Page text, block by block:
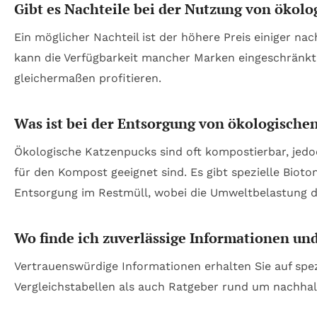
Gibt es Nachteile bei der Nutzung von
Ein möglicher Nachteil ist der höhere Preis einiger
kann die Verfügbarkeit mancher Marken
gleichermaßen profitieren.
Was ist bei der Entsorgung von
Ökologische Katzenpucks sind oft kompostierbar,
für den Kompost geeignet sind. Es gibt spezielle
Entsorgung im Restmüll, wobei die
Wo finde ich zuverlässige Informationen
Vertrauenswürdige Informationen erhalten Sie auf
Vergleichstabellen als auch Ratgeber rund um